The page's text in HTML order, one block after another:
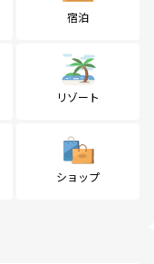
宿泊
リゾート
ショップ